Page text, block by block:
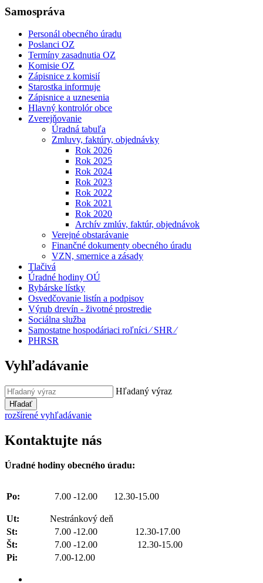
Samospráva
Personál obecného úradu
Poslanci OZ
Termíny zasadnutia OZ
Komisie OZ
Zápisnice z komisií
Starostka informuje
Zápisnice a uznesenia
Hlavný kontrolór obce
Zverejňovanie
Úradná tabuľa
Zmluvy, faktúry, objednávky
Rok 2026
Rok 2025
Rok 2024
Rok 2023
Rok 2022
Rok 2021
Rok 2020
Archív zmlúv, faktúr, objednávok
Verejné obstarávanie
Finančné dokumenty obecného úradu
VZN, smernice a zásady
Tlačivá
Úradné hodiny OÚ
Rybárske lístky
Osvedčovanie listín a podpisov
Výrub drevín - životné prostredie
Sociálna služba
Samostatne hospodáriaci roľníci ⁄ SHR ⁄
PHRSR
Vyhľadávanie
Hľadaný výraz
Hľadať
rozšírené vyhľadávanie
Kontaktujte nás
Úradné hodiny obecného úradu:
Po: 7.00 -12.00 12.30-15.00
Ut:
Nestránkový deň
St:
7.00 -12.00 12.30-17.00
Št:
7.00 -12.00 12.30-15.00
Pi:
7.00-12.00